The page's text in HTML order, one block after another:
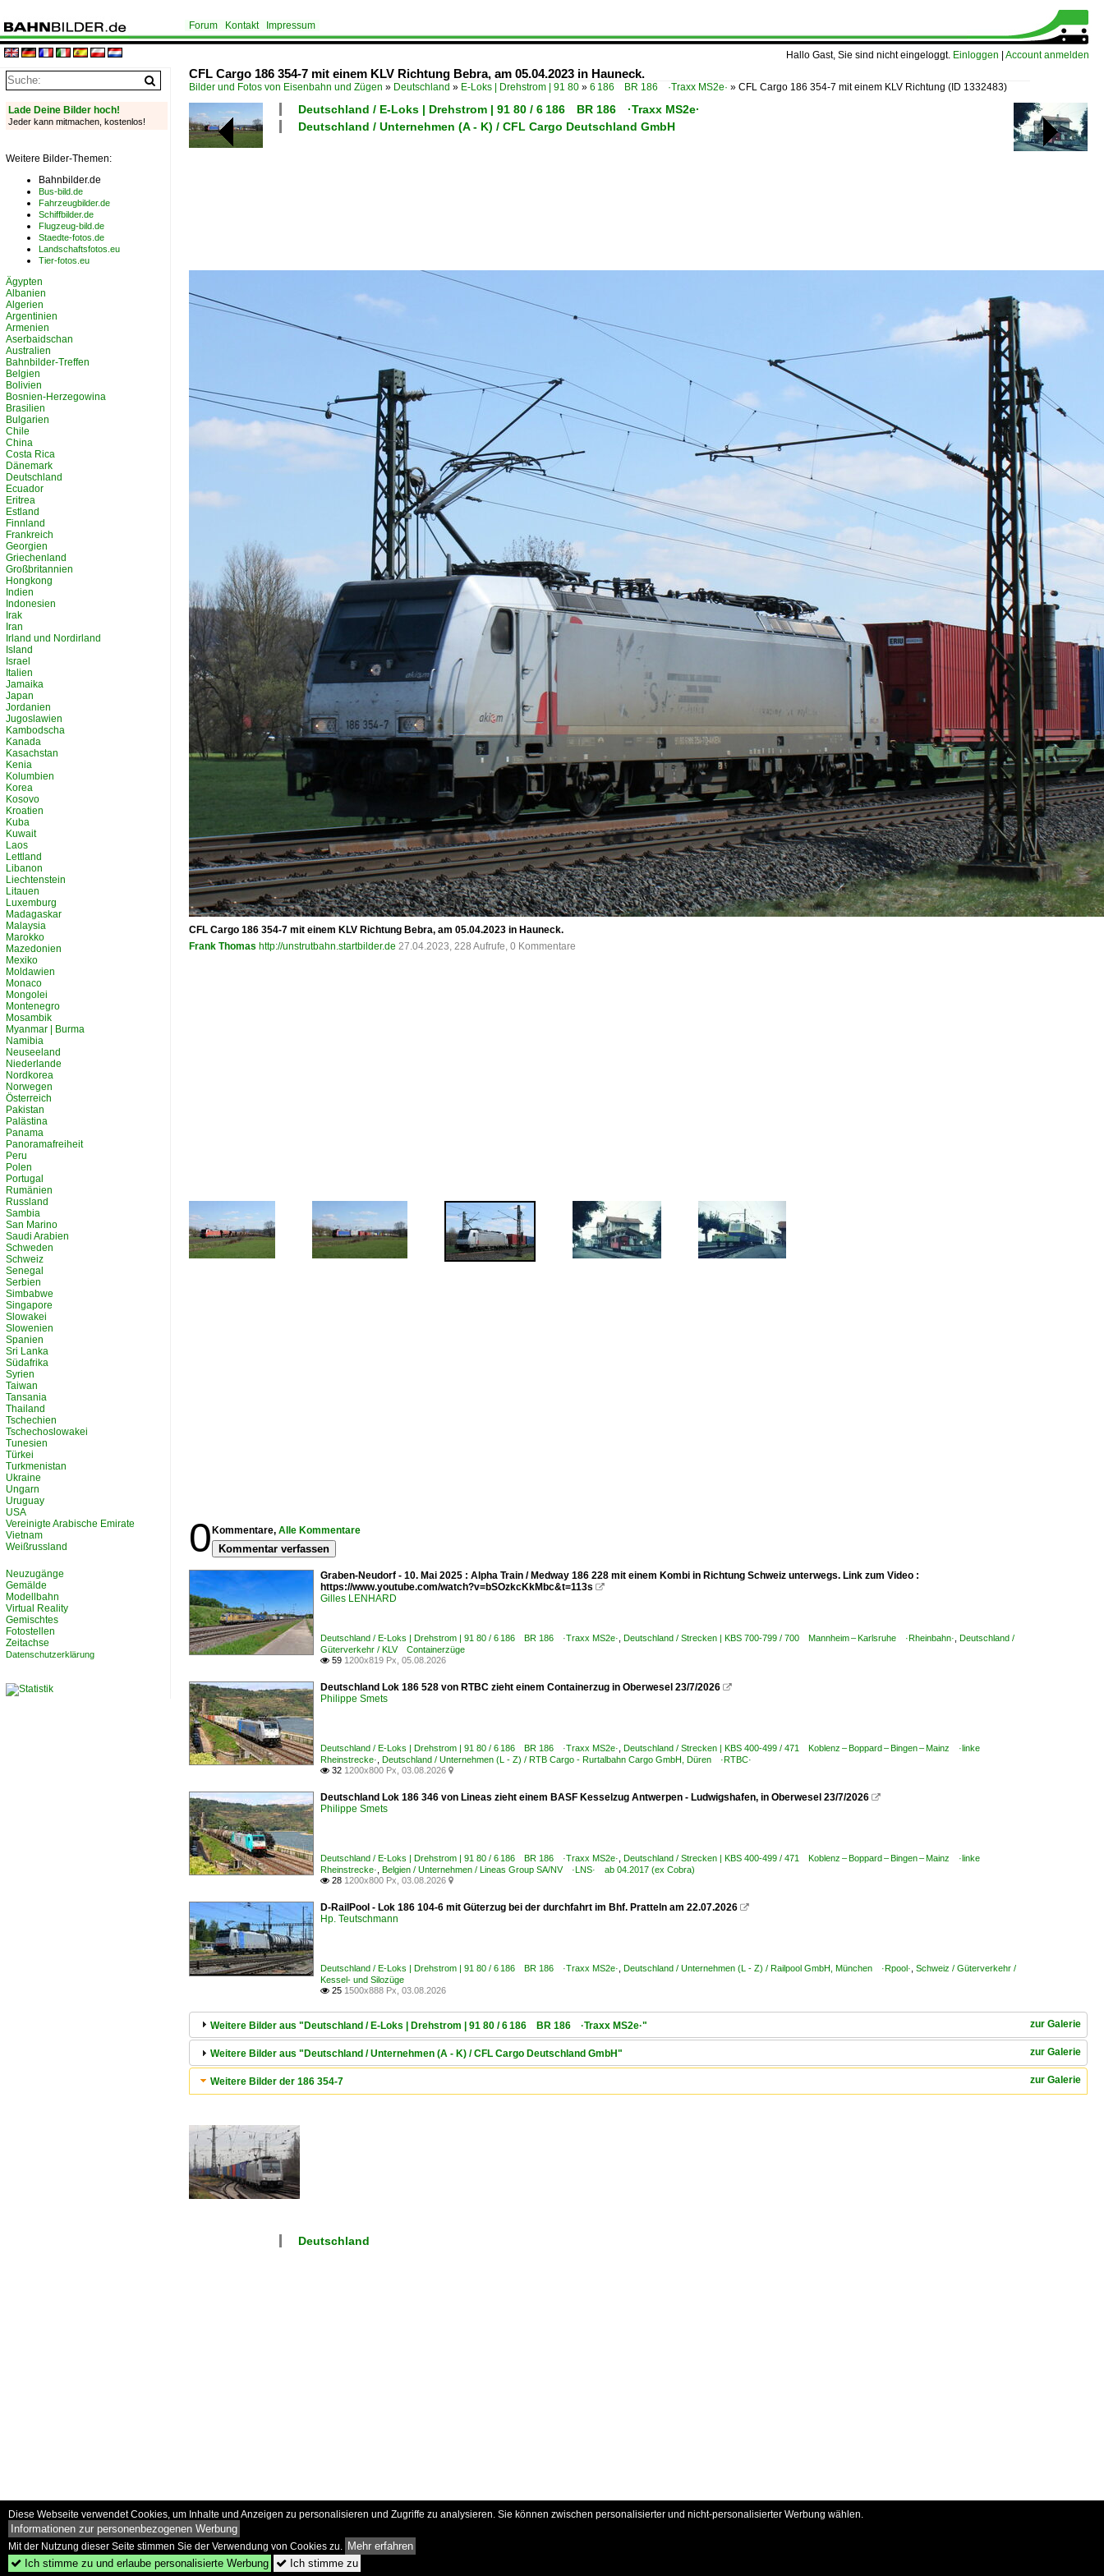
Hallo Gast, Sie sind nicht eingeloggt. Einloggen Account anmelden
Forum Kontakt Impressum
CFL Cargo 186 354-7 mit einem KLV Richtung Bebra, am 05.04.2023 in Hauneck.
Bilder und Fotos von Eisenbahn und Zügen » Deutschland » E-Loks | Drehstrom | 91 80 » 6 186 BR 186 ·Traxx MS2e· » CFL Cargo 186 354-7 mit einem KLV Richtung (ID 1332483)
Deutschland / E-Loks | Drehstrom | 91 80 / 6 186 BR 186 ·Traxx MS2e·
Deutschland / Unternehmen (A - K) / CFL Cargo Deutschland GmbH
CFL Cargo 186 354-7 mit einem KLV Richtung Bebra, am 05.04.2023 in Hauneck.
Frank Thomas http://unstrutbahn.startbilder.de 27.04.2023, 228 Aufrufe, 0 Kommentare
0 Kommentare, Alle Kommentare
Kommentar verfassen
Graben-Neudorf - 10. Mai 2025 : Alpha Train / Medway 186 228 mit einem Kombi in Richtung Schweiz unterwegs. Link zum Video :
https://www.youtube.com/watch?v=bSOzkcKkMbc&t=113s 
Gilles LENHARD
Deutschland / E-Loks | Drehstrom | 91 80 / 6 186 BR 186 ·Traxx MS2e· Deutschland / Strecken | KBS 700-799 / 700 Mannheim – Karlsruhe ·Rheinbahn· Deutschland /
Güterverkehr / KLV Containerzüge
 59 1200x819 Px, 05.08.2026
Deutschland Lok 186 528 von RTBC zieht einem Containerzug in Oberwesel 23/7/2026 
Philippe Smets
Deutschland / E-Loks | Drehstrom | 91 80 / 6 186 BR 186 ·Traxx MS2e· Deutschland / Strecken | KBS 400-499 / 471 Koblenz – Boppard – Bingen – Mainz ·linke
Rheinstrecke· Deutschland / Unternehmen (L - Z) / RTB Cargo - Rurtalbahn Cargo GmbH, Düren ·RTBC·
 32 1200x800 Px, 03.08.2026 
Deutschland Lok 186 346 von Lineas zieht einem BASF Kesselzug Antwerpen - Ludwigshafen, in Oberwesel 23/7/2026 
Philippe Smets
Deutschland / E-Loks | Drehstrom | 91 80 / 6 186 BR 186 ·Traxx MS2e· Deutschland / Strecken | KBS 400-499 / 471 Koblenz – Boppard – Bingen – Mainz ·linke
Rheinstrecke· Belgien / Unternehmen / Lineas Group SA/NV ·LNS· ab 04.2017 (ex Cobra)
 28 1200x800 Px, 03.08.2026 
D-RailPool - Lok 186 104-6 mit Güterzug bei der durchfahrt im Bhf. Pratteln am 22.07.2026 
Hp. Teutschmann
Deutschland / E-Loks | Drehstrom | 91 80 / 6 186 BR 186 ·Traxx MS2e· Deutschland / Unternehmen (L - Z) / Railpool GmbH, München ·Rpool· Schweiz / Güterverkehr /
Kessel- und Silozüge
 25 1500x888 Px, 03.08.2026
zur Galerie
Weitere Bilder aus "Deutschland / E-Loks | Drehstrom | 91 80 / 6 186 BR 186 ·Traxx MS2e·"
zur Galerie
Weitere Bilder aus "Deutschland / Unternehmen (A - K) / CFL Cargo Deutschland GmbH"
zur Galerie
Weitere Bilder der 186 354-7
Deutschland
Lade Deine Bilder hoch!
Jeder kann mitmachen, kostenlos!
Weitere Bilder-Themen:
Bahnbilder.de
Bus-bild.de
Fahrzeugbilder.de
Schiffbilder.de
Flugzeug-bild.de
Staedte-fotos.de
Landschaftsfotos.eu
Tier-fotos.eu
Ägypten
Albanien
Algerien
Argentinien
Armenien
Aserbaidschan
Australien
Bahnbilder-Treffen
Belgien
Bolivien
Bosnien-Herzegowina
Brasilien
Bulgarien
Chile
China
Costa Rica
Dänemark
Deutschland
Ecuador
Eritrea
Estland
Finnland
Frankreich
Georgien
Griechenland
Großbritannien
Hongkong
Indien
Indonesien
Irak
Iran
Irland und Nordirland
Island
Israel
Italien
Jamaika
Japan
Jordanien
Jugoslawien
Kambodscha
Kanada
Kasachstan
Kenia
Kolumbien
Korea
Kosovo
Kroatien
Kuba
Kuwait
Laos
Lettland
Libanon
Liechtenstein
Litauen
Luxemburg
Madagaskar
Malaysia
Marokko
Mazedonien
Mexiko
Moldawien
Monaco
Mongolei
Montenegro
Mosambik
Myanmar | Burma
Namibia
Neuseeland
Niederlande
Nordkorea
Norwegen
Österreich
Pakistan
Palästina
Panama
Panoramafreiheit
Peru
Polen
Portugal
Rumänien
Russland
Sambia
San Marino
Saudi Arabien
Schweden
Schweiz
Senegal
Serbien
Simbabwe
Singapore
Slowakei
Slowenien
Spanien
Sri Lanka
Südafrika
Syrien
Taiwan
Tansania
Thailand
Tschechien
Tschechoslowakei
Tunesien
Türkei
Turkmenistan
Ukraine
Ungarn
Uruguay
USA
Vereinigte Arabische Emirate
Vietnam
Weißrussland
Neuzugänge
Gemälde
Modellbahn
Virtual Reality
Gemischtes
Fotostellen
Zeitachse
Datenschutzerklärung
Diese Webseite verwendet Cookies, um Inhalte und Anzeigen zu personalisieren und Zugriffe zu analysieren. Sie können zwischen personalisierter und nicht-personalisierter Werbung wählen.
Informationen zur personenbezogenen Werbung
Mit der Nutzung dieser Seite stimmen Sie der Verwendung von Cookies zu. Mehr erfahren
 Ich stimme zu und erlaube personalisierte Werbung  Ich stimme zu